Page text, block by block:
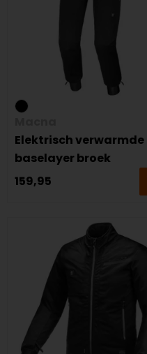
Elektrisch verwarmde
baselayer broek
159,95